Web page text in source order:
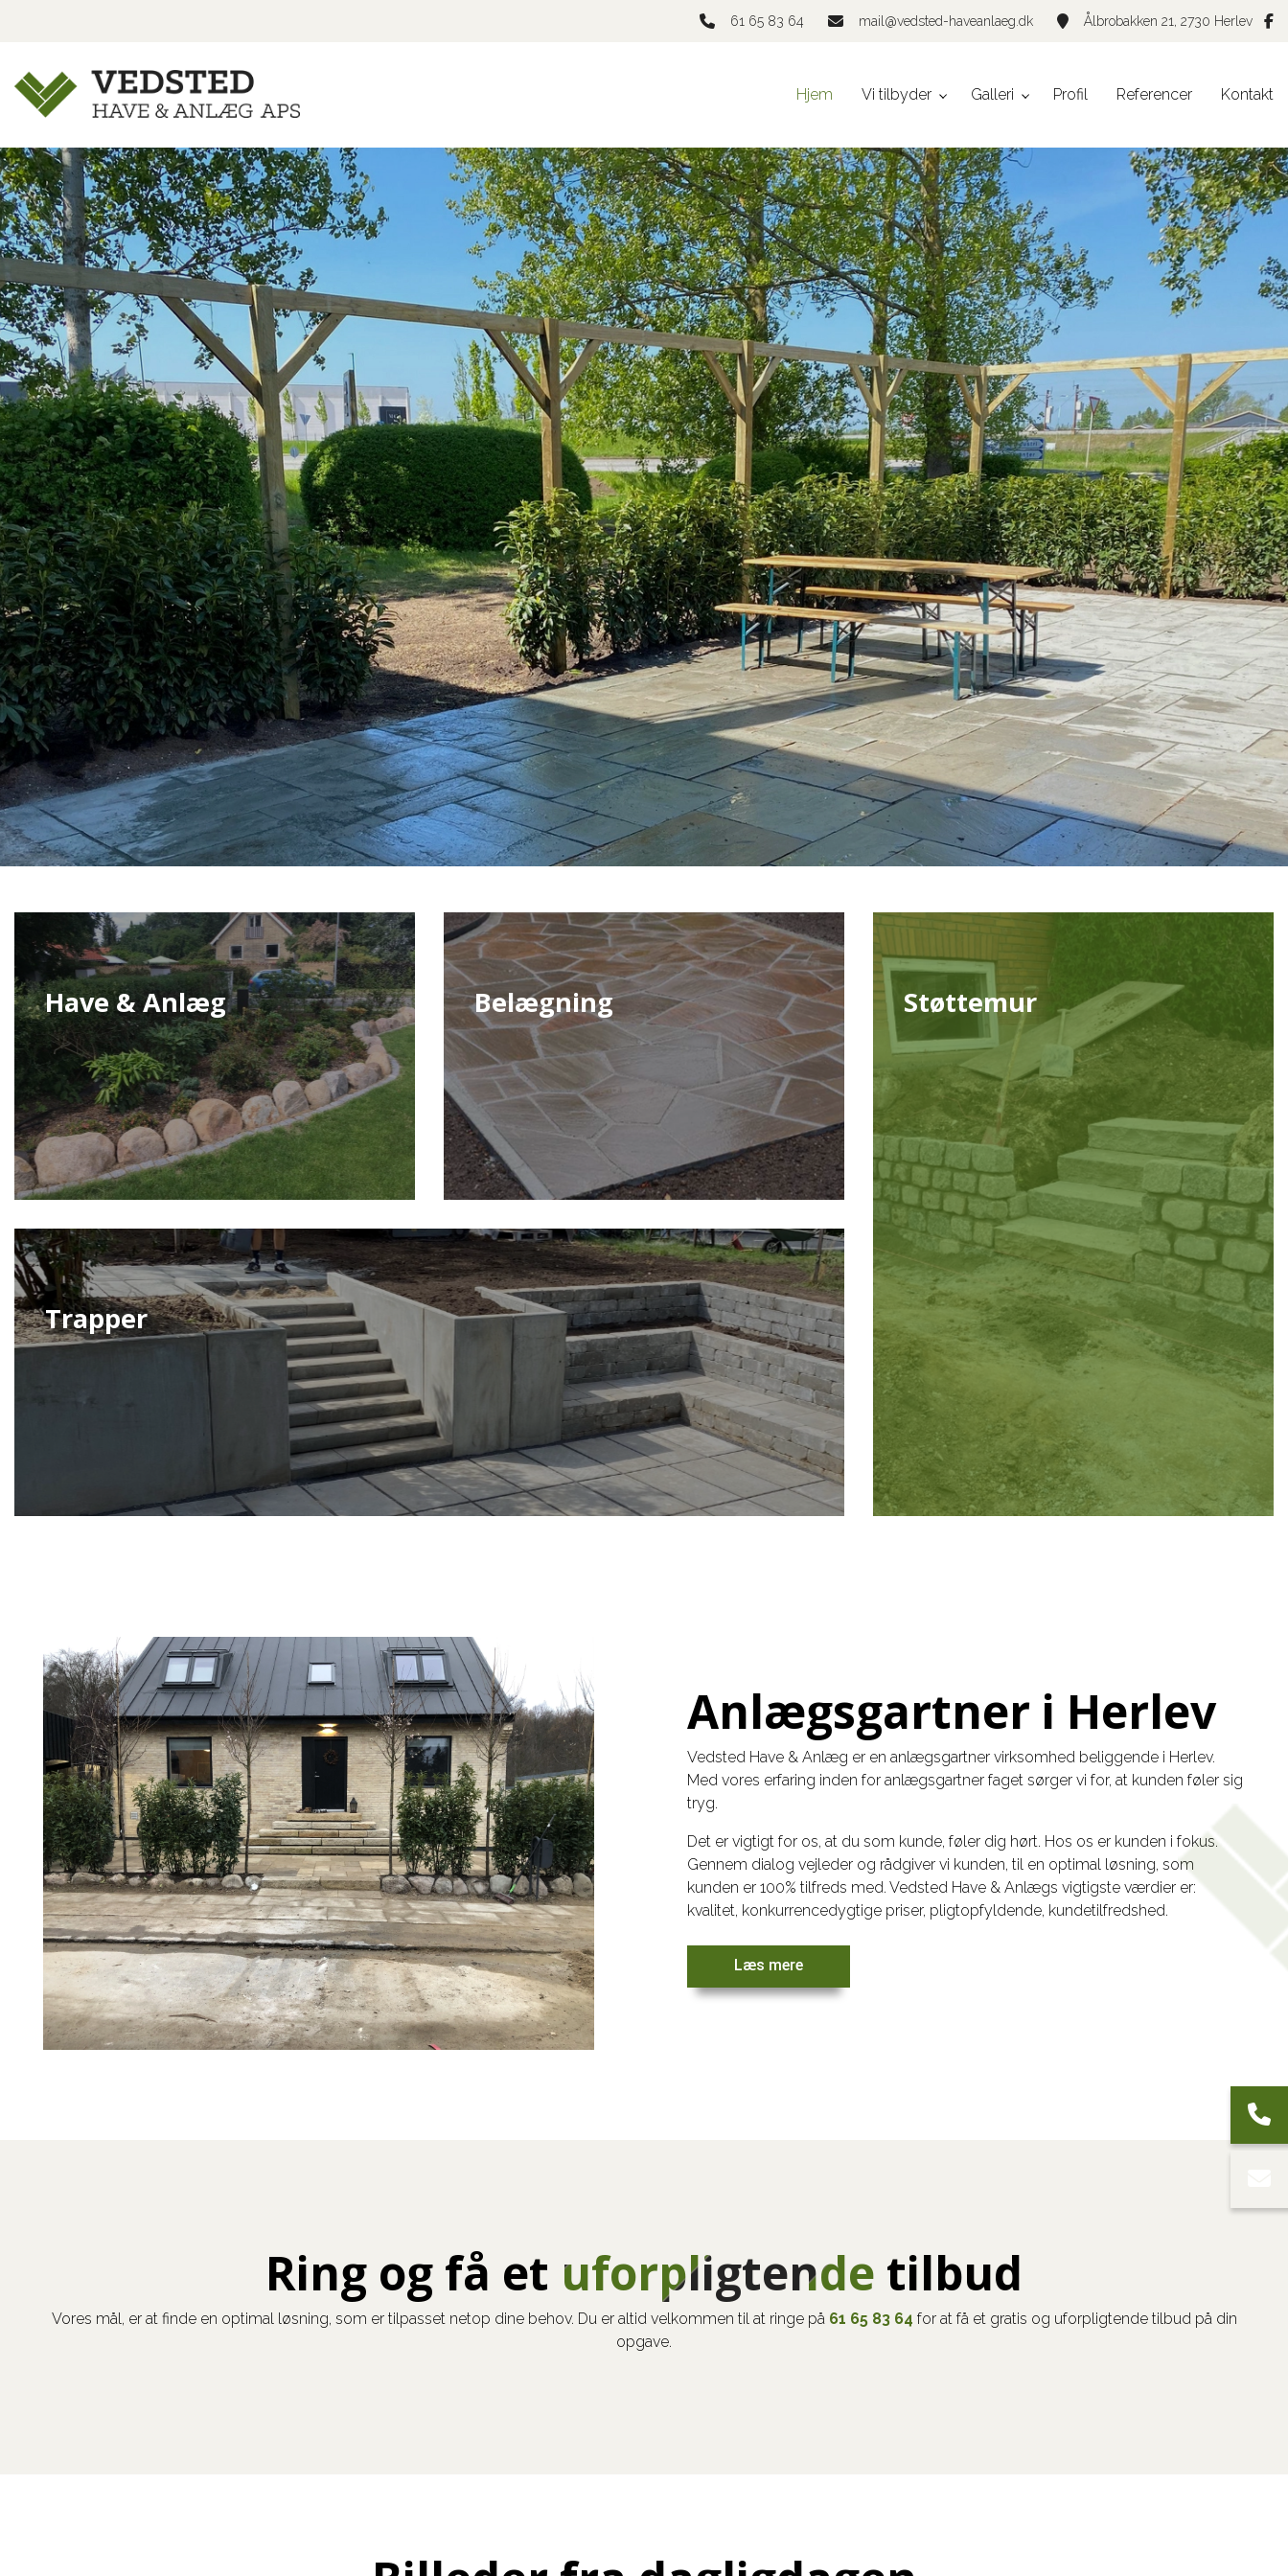
61 65 83 64 mail@vedsted-haveanlaeg.dk Ålbrobakken 21, 2730 Herlev
Hjem Vi tilbyder Galleri Profil Referencer Kontakt
Have & Anlæg Belægning Støttemur
Trapper
Anlægsgartner i Herlev
Vedsted Have & Anlæg er en anlægsgartner virksomhed beliggende i Herlev.
Med vores erfaring inden for anlægsgartner faget sørger vi for, at kunden føler sig
tryg.
Det er vigtigt for os, at du som kunde, føler dig hørt. Hos os er kunden i fokus.
Gennem dialog vejleder og rådgiver vi kunden, til en optimal løsning, som
kunden er 100% tilfreds med. Vedsted Have & Anlægs vigtigste værdier er:
kvalitet, konkurrencedygtige priser, pligtopfyldende, kundetilfredshed.
Læs mere
Ring og få et uforpligtende tilbud
Vores mål, er at finde en optimal løsning, som er tilpasset netop dine behov. Du er altid velkommen til at ringe på 61 65 83 64 for at få et gratis og uforpligtende tilbud på din
opgave.